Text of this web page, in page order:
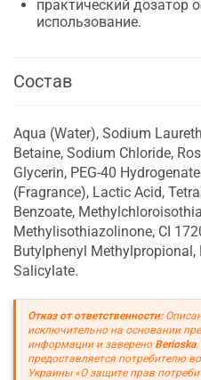
практический дозатор
использование.
Состав
Aqua (Water), Sodium
Betaine, Sodium Chloride,
Glycerin, PEG-40
(Fragrance), Lactic Acid,
Benzoate,
Methylisothiazolinone, CI
Butylphenyl Methylpropional,
Salicylate.
Отказ от ответственности:
исключительно на основании
информации и заверено Berioska.
предоставляется потребителю
Украины «О защите прав